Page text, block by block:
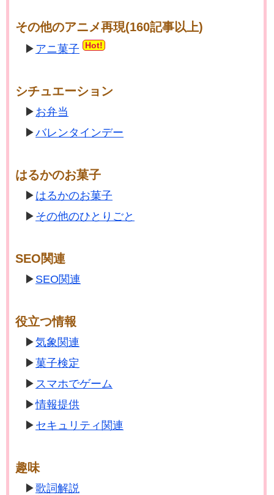
その他のアニメ再現(160記事以上)
アニ菓子 Hot!
シチュエーション
お弁当
バレンタインデー
はるかのお菓子
はるかのお菓子
その他のひとりごと
SEO関連
SEO関連
役立つ情報
気象関連
菓子検定
スマホでゲーム
情報提供
セキュリティ関連
趣味
歌詞解説